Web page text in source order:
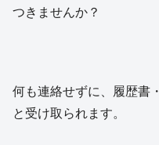
つきませんか？
何も連絡せずに、履歴書
と受け取られます。